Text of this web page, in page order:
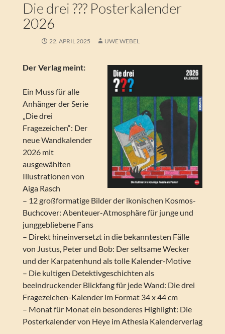
Die drei ??? Posterkalender
2026
22. APRIL 2025 UWE WEBEL
Der Verlag meint:
Ein Muss für alle
Anhänger der Serie
„Die drei
Fragezeichen“: Der
neue Wandkalender
2026 mit
ausgewählten
Illustrationen von
Aiga Rasch
– 12 großformatige Bilder der ikonischen Kosmos-
Buchcover: Abenteuer-Atmosphäre für junge und
junggebliebene Fans
– Direkt hineinversetzt in die bekanntesten Fälle
von Justus, Peter und Bob: Der seltsame Wecker
und der Karpatenhund als tolle Kalender-Motive
– Die kultigen Detektivgeschichten als
beeindruckender Blickfang für jede Wand: Die drei
Fragezeichen-Kalender im Format 34 x 44 cm
– Monat für Monat ein besonderes Highlight: Die
Posterkalender von Heye im Athesia Kalenderverlag